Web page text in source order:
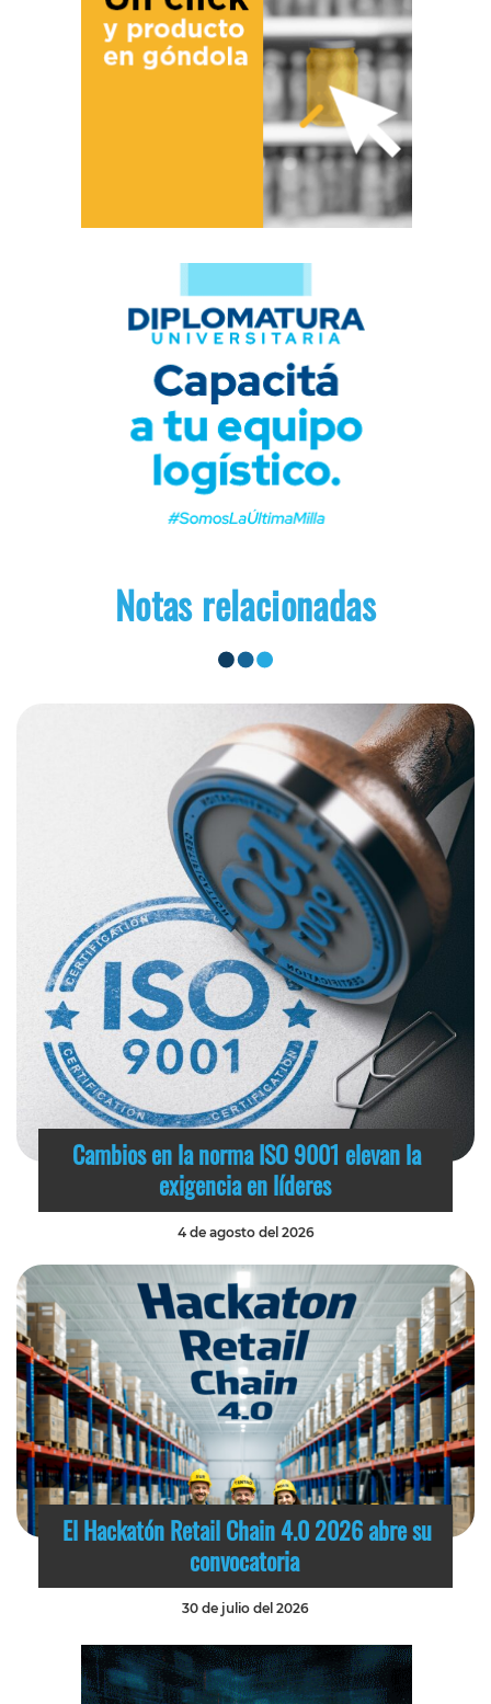
Notas relacionadas
Cambios en la norma ISO 9001 elevan la
exigencia en líderes
4 de agosto del 2026
El Hackatón Retail Chain 4.0 2026 abre su
convocatoria
30 de julio del 2026